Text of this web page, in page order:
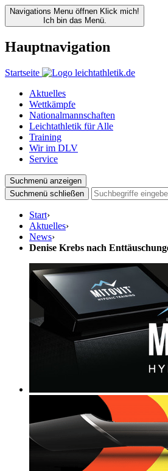
Navigations Menu öffnen Klick mich!
Ich bin das Menü.
Hauptnavigation
Startseite
Aktuelles
Wettkämpfe
Nationalmannschaften
Leichtathletik für Alle
Training
Wir im DLV
Service
Suchmenü anzeigen
Suchmenü schließen
Start›
Aktuelles›
News›
Denise Krebs nach